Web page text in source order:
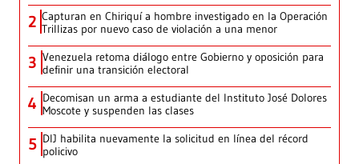
2 Capturan en Chiriquí a hombre investigado en la Operación
Trillizas por nuevo caso de violación a una menor
3 Venezuela retoma diálogo entre Gobierno y oposición para
definir una transición electoral
4 Decomisan un arma a estudiante del Instituto José Dolores
Moscote y suspenden las clases
5 DIJ habilita nuevamente la solicitud en línea del récord
policivo